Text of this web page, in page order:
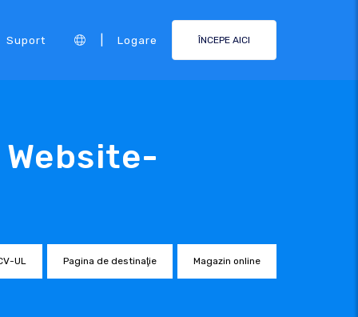
Suport Logare ÎNCEPE AICI
UL Pagina de destinaţie Magazin online